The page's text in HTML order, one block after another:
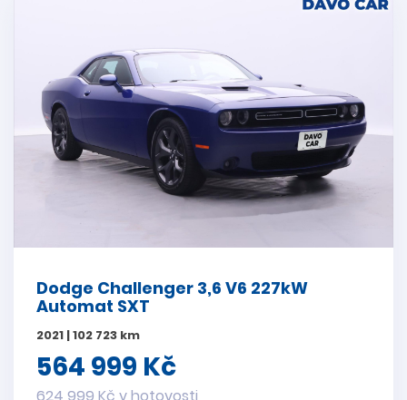
Dodge Challenger 3,6 V6 227kW
Automat SXT
2021 | 102 723 km
564 999 Kč